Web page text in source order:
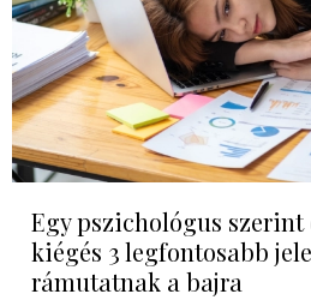
Egy pszichológus
kiégés 3 legfontosabb
rámutatnak a bajra